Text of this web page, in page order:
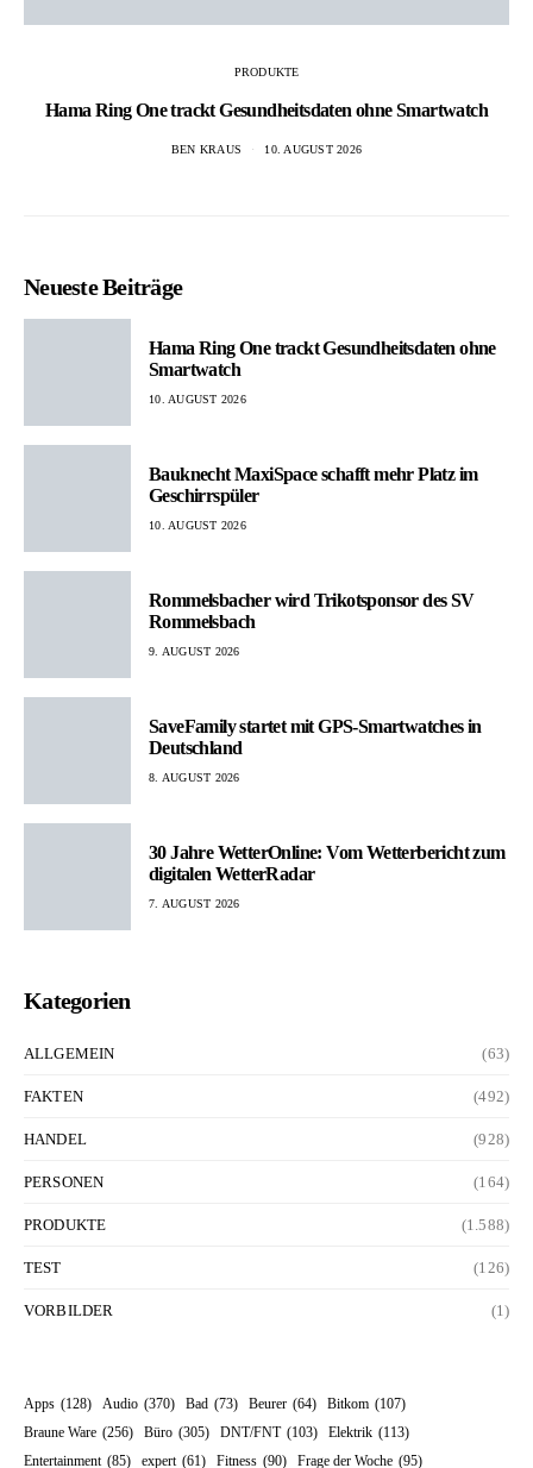
PRODUKTE
Hama Ring One trackt Gesundheitsdaten ohne Smartwatch
BEN KRAUS 10. AUGUST 2026
Neueste Beiträge
Hama Ring One trackt Gesundheitsdaten ohne
Smartwatch
10. AUGUST 2026
Bauknecht MaxiSpace schafft mehr Platz im
Geschirrspüler
10. AUGUST 2026
Rommelsbacher wird Trikotsponsor des SV
Rommelsbach
9. AUGUST 2026
SaveFamily startet mit GPS-Smartwatches in
Deutschland
8. AUGUST 2026
30 Jahre WetterOnline: Vom Wetterbericht zum
digitalen WetterRadar
7. AUGUST 2026
Kategorien
ALLGEMEIN (63)
FAKTEN (492)
HANDEL (928)
PERSONEN (164)
PRODUKTE (1.588)
TEST (126)
VORBILDER (1)
Apps (128) Audio (370) Bad (73) Beurer (64) Bitkom (107)
Braune Ware (256) Büro (305) DNT/FNT (103) Elektrik (113)
Entertainment (85) expert (61) Fitness (90) Frage der Woche (95)